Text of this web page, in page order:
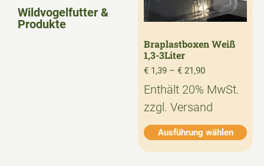
Wildvogelfutter &
Produkte
Braplastboxen Weiß
1,3-3Liter
€ 1,39 – € 21,90
Enthält 20% MwSt.
zzgl. Versand
Ausführung wählen